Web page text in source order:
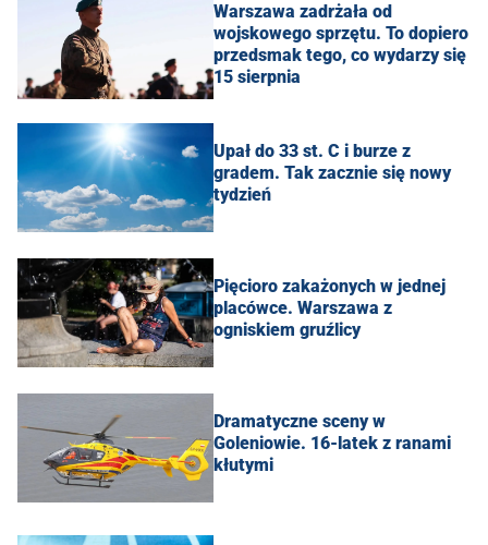
Warszawa zadrżała od
wojskowego sprzętu. To dopiero
przedsmak tego, co wydarzy się
15 sierpnia
Upał do 33 st. C i burze z
gradem. Tak zacznie się nowy
tydzień
Pięcioro zakażonych w jednej
placówce. Warszawa z
ogniskiem gruźlicy
Dramatyczne sceny w
Goleniowie. 16-latek z ranami
kłutymi